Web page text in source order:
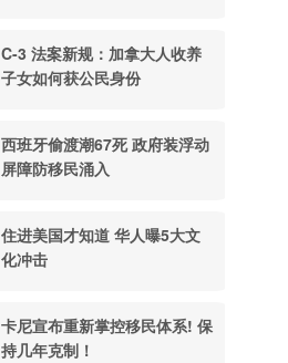
C-3 法案新规：加拿大人收养
子女如何获公民身份
西班牙偷渡潮67死 政府装浮动
屏障防移民涌入
住进美国才知道 华人曝5大文
化冲击
卡尼宣布重新掌控移民体系! 保
持几年克制！